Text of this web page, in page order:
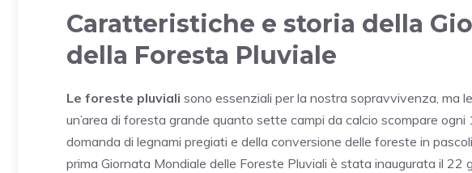
Caratteristiche e storia della
della Foresta Pluviale
Le foreste pluviali sono essenziali per la nostra sopravvivenza, ma
un’area di foresta grande quanto sette campi da calcio scompare
domanda di legnami pregiati e della conversione delle foreste in
prima Giornata Mondiale delle Foreste Pluviali è stata inaugurata il 22